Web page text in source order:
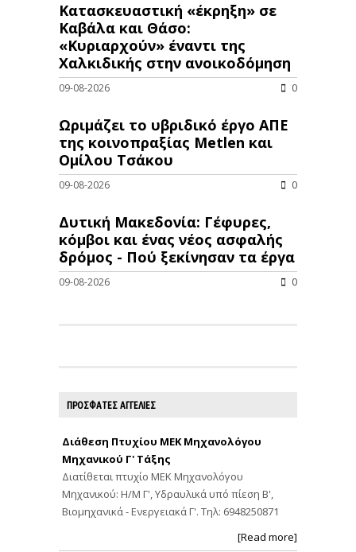
Κατασκευαστική «έκρηξη» σε
Καβάλα και Θάσο:
«Κυριαρχούν» έναντι της
Χαλκιδικής στην ανοικοδόμηση
09-08-2026 0
Ωριμάζει το υβριδικό έργο ΑΠΕ
της κοινοπραξίας Metlen και
Ομίλου Τσάκου
09-08-2026 0
Δυτική Μακεδονία: Γέφυρες,
κόμβοι και ένας νέος ασφαλής
δρόμος - Πού ξεκίνησαν τα έργα
09-08-2026 0
ΠΡΟΣΦΑΤΕΣ ΑΓΓΕΛΙΕΣ
Διάθεση Πτυχίου ΜΕΚ Μηχανολόγου
Μηχανικού Γ' Τάξης
Διατίθεται πτυχίο ΜΕΚ Μηχανολόγου
Μηχανικού: Η/Μ Γ', Υδραυλικά υπό πίεση Β',
Βιομηχανικά - Ενεργειακά Γ'. Τηλ: 6948250871
[Read more]